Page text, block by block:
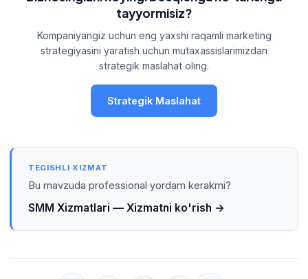
tayyormisiz?
Kompaniyangiz uchun eng yaxshi raqamli marketing
strategiyasini yaratish uchun mutaxassislarimizdan
strategik maslahat oling.
Strategik Maslahat
TEGISHLI XIZMAT
Bu mavzuda professional yordam kerakmi?
SMM Xizmatlari — Xizmatni ko'rish →